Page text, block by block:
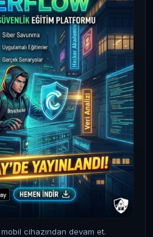
cihazından devam et.